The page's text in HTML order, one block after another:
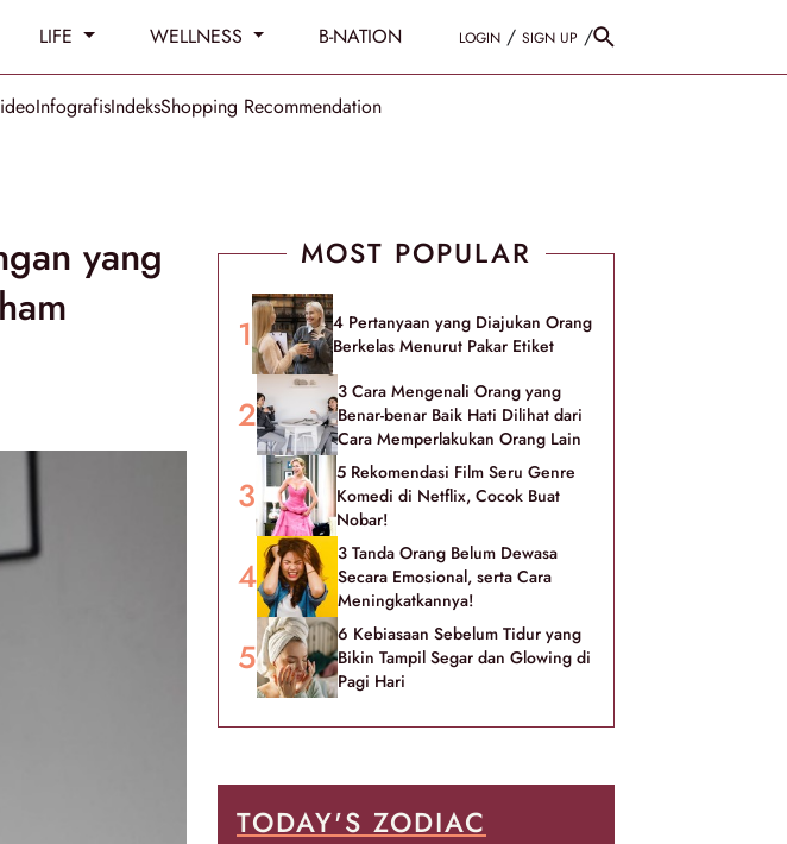
LIFE WELLNESS B-NATION LOGIN / SIGN UP /
InfografisIndeksShopping Recommendation
yang
MOST POPULAR
4 Pertanyaan yang Diajukan Orang
Berkelas Menurut Pakar Etiket
3 Cara Mengenali Orang yang
Benar-benar Baik Hati Dilihat dari
Cara Memperlakukan Orang Lain
5 Rekomendasi Film Seru Genre
Komedi di Netflix, Cocok Buat
Nobar!
3 Tanda Orang Belum Dewasa
Secara Emosional, serta Cara
Meningkatkannya!
6 Kebiasaan Sebelum Tidur yang
Bikin Tampil Segar dan Glowing di
Pagi Hari
TODAY'S ZODIAC